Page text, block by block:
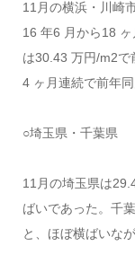
11月の横浜・川崎
16 年6 月から18
は30.43 万円/m2で
4 ヶ月連続で前年同
○埼玉県・千葉県
11月の埼玉県は
ばいであった。千
と、ほぼ横ばいな